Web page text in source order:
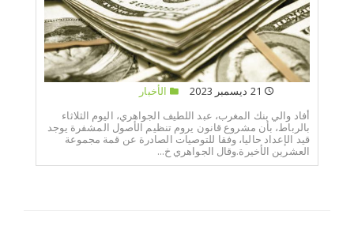
الأخبار
أفاد والي بنك المغرب، عبد اللطيف الجواهري، اليوم الثلاثاء
بالرباط، بأن مشروع قانون يروم تنظيم الأصول المشفرة يوجد
قيد الإعداد حاليا، وفقا للتوصيات الصادرة عن قمة مجموعة
العشرين الأخيرة.وقال الجواهري خ...